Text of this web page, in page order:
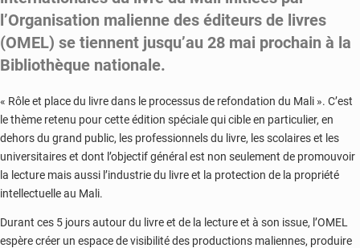
l’Organisation malienne des éditeurs de livres
(OMEL) se tiennent jusqu’au 28 mai prochain à la
Bibliothèque nationale.
« Rôle et place du livre dans le processus de refondation du Mali ». C’est
le thème retenu pour cette édition spéciale qui cible en particulier, en
dehors du grand public, les professionnels du livre, les scolaires et les
universitaires et dont l’objectif général est non seulement de promouvoir
la lecture mais aussi l’industrie du livre et la protection de la propriété
intellectuelle au Mali.
Durant ces 5 jours autour du livre et de la lecture et à son issue, l’OMEL
espère créer un espace de visibilité des productions maliennes, produire